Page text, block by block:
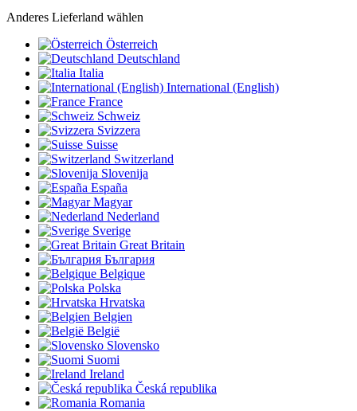
Anderes Lieferland wählen
Österreich
Deutschland
Italia
International (English)
France
Schweiz
Svizzera
Suisse
Switzerland
Slovenija
España
Magyar
Nederland
Sverige
Great Britain
България
Belgique
Polska
Hrvatska
Belgien
België
Slovensko
Suomi
Ireland
Česká republika
Romania